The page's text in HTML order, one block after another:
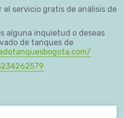
el servicio gratis de análisis de
alguna inquietud o deseas
de tanques de